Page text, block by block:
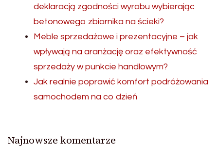
deklaracją zgodności wyrobu wybierając
betonowego zbiornika na ścieki?
Meble sprzedażowe i prezentacyjne – jak
wpływają na aranżację oraz efektywność
sprzedaży w punkcie handlowym?
Jak realnie poprawić komfort podróżowania
samochodem na co dzień
Najnowsze komentarze